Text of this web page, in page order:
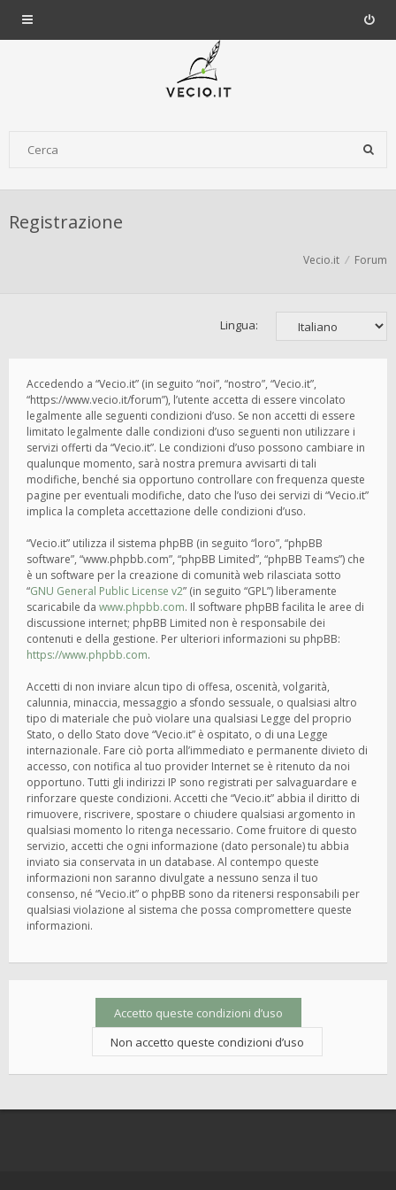
Registrazione
Vecio.it Forum
Lingua:
Accedendo a “Vecio.it” (in seguito “noi”, “nostro”, “Vecio.it”,
“https://www.vecio.it/forum”), l’utente accetta di essere vincolato
legalmente alle seguenti condizioni d’uso. Se non accetti di essere
limitato legalmente dalle condizioni d’uso seguenti non utilizzare i
servizi offerti da “Vecio.it”. Le condizioni d’uso possono cambiare in
qualunque momento, sarà nostra premura avvisarti di tali
modifiche, benché sia opportuno controllare con frequenza queste
pagine per eventuali modifiche, dato che l’uso dei servizi di “Vecio.it”
implica la completa accettazione delle condizioni d’uso.
“Vecio.it” utilizza il sistema phpBB (in seguito “loro”, “phpBB
software”, “www.phpbb.com”, “phpBB Limited”, “phpBB Teams”) che
è un software per la creazione di comunità web rilasciata sotto
“GNU General Public License v2” (in seguito “GPL”) liberamente
scaricabile da www.phpbb.com. Il software phpBB facilita le aree di
discussione internet; phpBB Limited non è responsabile dei
contenuti e della gestione. Per ulteriori informazioni su phpBB:
https://www.phpbb.com.
Accetti di non inviare alcun tipo di offesa, oscenità, volgarità,
calunnia, minaccia, messaggio a sfondo sessuale, o qualsiasi altro
tipo di materiale che può violare una qualsiasi Legge del proprio
Stato, o dello Stato dove “Vecio.it” è ospitato, o di una Legge
internazionale. Fare ciò porta all’immediato e permanente divieto di
accesso, con notifica al tuo provider Internet se è ritenuto da noi
opportuno. Tutti gli indirizzi IP sono registrati per salvaguardare e
rinforzare queste condizioni. Accetti che “Vecio.it” abbia il diritto di
rimuovere, riscrivere, spostare o chiudere qualsiasi argomento in
qualsiasi momento lo ritenga necessario. Come fruitore di questo
servizio, accetti che ogni informazione (dato personale) tu abbia
inviato sia conservata in un database. Al contempo queste
informazioni non saranno divulgate a nessuno senza il tuo
consenso, né “Vecio.it” o phpBB sono da ritenersi responsabili per
qualsiasi violazione al sistema che possa compromettere queste
informazioni.